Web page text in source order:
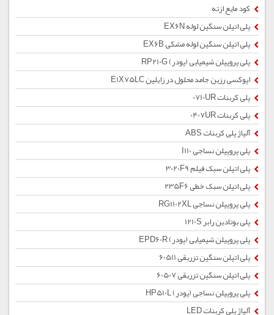
کود مایع ازته
پلی اتیلن سنگین لوله EX6N
پلی اتیلن سنگین لوله مشکی EX6B
پلی پروپیلن شیمیایی (پودر) RP210G
اپوکسی رزین جامد محلول در زایلین E1X75LC
پلی کربنات 0710UR
پلی کربنات 0407UR
آلیاژ پلی کربنات ABS
پلی پروپیلن نساجی I110
پلی اتیلن سبک فیلم 3020F9
پلی اتیلن سبک خطی 235F6
پلی پروپیلن نساجی RG1102XL
پلی بوتادین رابر 1210S
پلی پروپیلن شیمیایی (پودر) EPD60R
پلی اتیلن سنگین تزریقی 60511
پلی اتیلن سنگین تزریقی 60507
پلی پروپیلن نساجی (پودر) HP510L
آلیاژ پلی کربنات LED